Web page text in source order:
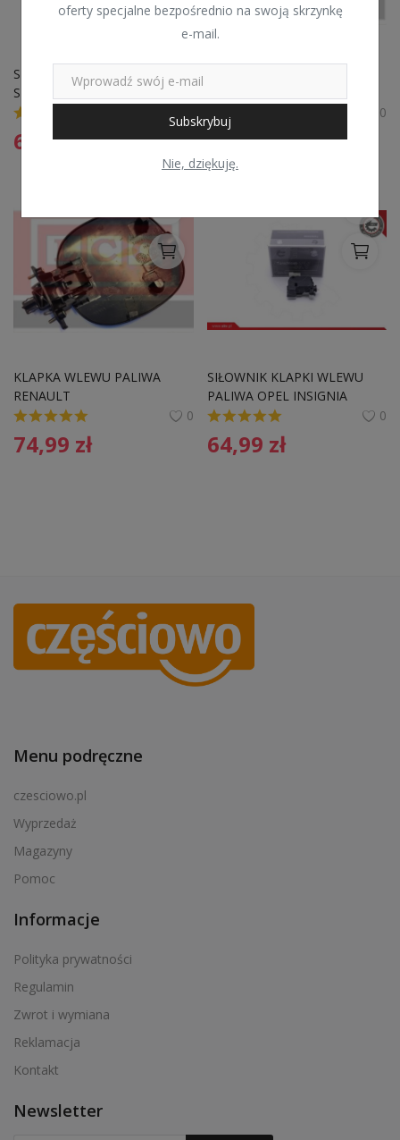
oferty specjalne bezpośrednio na swoją skrzynkę
e-mail.
Subskrybuj
Nie, dziękuję.
SIŁOWNIK KLAPY PALIWA
SKV GERMANY 16SKV328
3B0959782VW GOLF IV,
BORA, PASSAT
62,99zł
0
87,99zł
KLAPKA WLEWU PALIWA
RENAULT
0
74,99 zł
SIŁOWNIK KLAPKI WLEWU
PALIWA OPEL INSIGNIA
ASTRA J
0
64,99 zł
Menu podręczne
czesciowo.pl
Wyprzedaż
Magazyny
Pomoc
Informacje
Polityka prywatności
Regulamin
Zwrot i wymiana
Reklamacja
Kontakt
Newsletter